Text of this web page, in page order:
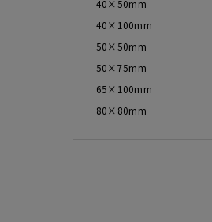
40×50mm
40×100mm
50×50mm
50×75mm
65×100mm
80×80mm